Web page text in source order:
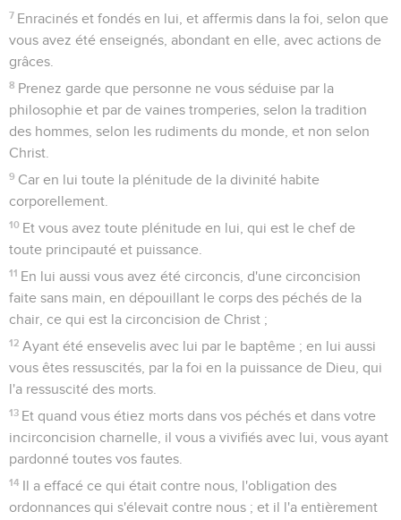
7 Enracinés et fondés en lui, et affermis dans la foi, selon que
vous avez été enseignés, abondant en elle, avec actions de
grâces.
8 Prenez garde que personne ne vous séduise par la
philosophie et par de vaines tromperies, selon la tradition
des hommes, selon les rudiments du monde, et non selon
Christ.
9 Car en lui toute la plénitude de la divinité habite
corporellement.
10 Et vous avez toute plénitude en lui, qui est le chef de
toute principauté et puissance.
11 En lui aussi vous avez été circoncis, d'une circoncision
faite sans main, en dépouillant le corps des péchés de la
chair, ce qui est la circoncision de Christ ;
12 Ayant été ensevelis avec lui par le baptême ; en lui aussi
vous êtes ressuscités, par la foi en la puissance de Dieu, qui
l'a ressuscité des morts.
13 Et quand vous étiez morts dans vos péchés et dans votre
incirconcision charnelle, il vous a vivifiés avec lui, vous ayant
pardonné toutes vos fautes.
14 Il a effacé ce qui était contre nous, l'obligation des
ordonnances qui s'élevait contre nous ; et il l'a entièrement